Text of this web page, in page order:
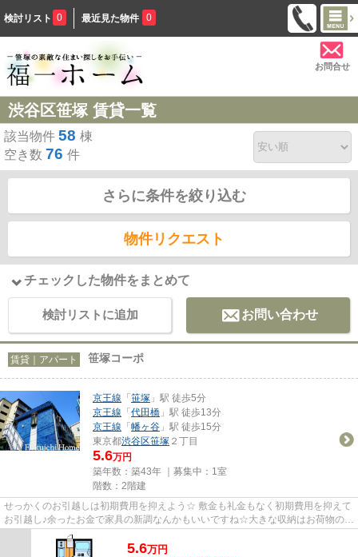
検討リスト 0 最近見た物件 0
お問合せ
渋谷区笹塚 賃貸一覧
該当物件 58 棟
空き数 76 件
さらに条件を絞り込む
物件リクエスト
チェックした物件をまとめて
検討リストに追加 お問い合わせ
賃貸｜アパート 笹塚コーポ
京王線 「笹塚 」駅 徒歩5分
京王線 「代田橋 」駅 徒歩13分
京王線 「幡ヶ谷 」駅 徒歩15分
東京都渋谷区笹塚 ２丁目
5.6万円
築年数：築43年 ｜募集中： 1室
階数：2階建
せっかくのお引越しは初期費用を抑えよう☆ 敷金も礼金もなく初期費用を抑えて
お引越し♪余ったお金で家具の新調なんかもいいですね☆大きな収納はお荷物の多
い方も安心です♪落ち着いた住...
5.6万円